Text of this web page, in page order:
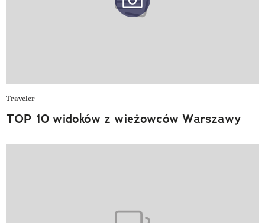
Traveler
TOP 10 widoków z wieżowców Warszawy